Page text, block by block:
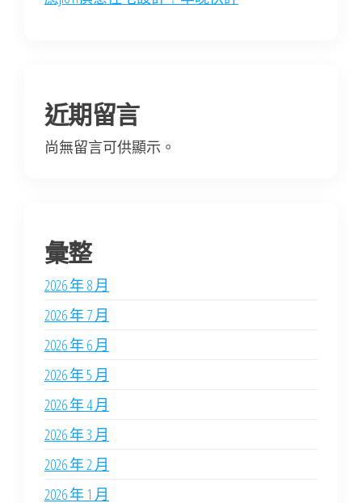
近期留言
尚無留言可供顯示。
彙整
2026 年 8 月
2026 年 7 月
2026 年 6 月
2026 年 5 月
2026 年 4 月
2026 年 3 月
2026 年 2 月
2026 年 1 月